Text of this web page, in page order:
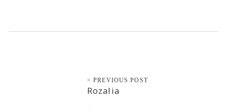
< PREVIOUS POST
Rozalia